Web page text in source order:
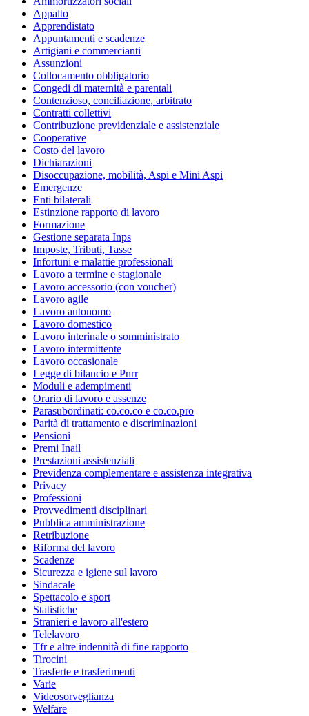
Appalto
Apprendistato
Appuntamenti e scadenze
Artigiani e commercianti
Assunzioni
Collocamento obbligatorio
Congedi di maternità e parentali
Contenzioso, conciliazione, arbitrato
Contratti collettivi
Contribuzione previdenziale e assistenziale
Cooperative
Costo del lavoro
Dichiarazioni
Disoccupazione, mobilità, Aspi e Mini Aspi
Emergenze
Enti bilaterali
Estinzione rapporto di lavoro
Formazione
Gestione separata Inps
Imposte, Tributi, Tasse
Infortuni e malattie professionali
Lavoro a termine e stagionale
Lavoro accessorio (con voucher)
Lavoro agile
Lavoro autonomo
Lavoro domestico
Lavoro interinale o somministrato
Lavoro intermittente
Lavoro occasionale
Legge di bilancio e Pnrr
Moduli e adempimenti
Orario di lavoro e assenze
Parasubordinati: co.co.co e co.co.pro
Parità di trattamento e discriminazioni
Pensioni
Premi Inail
Prestazioni assistenziali
Previdenza complementare e assistenza integrativa
Privacy
Professioni
Provvedimenti disciplinari
Pubblica amministrazione
Retribuzione
Riforma del lavoro
Scadenze
Sicurezza e igiene sul lavoro
Sindacale
Spettacolo e sport
Statistiche
Stranieri e lavoro all'estero
Telelavoro
Tfr e altre indennità di fine rapporto
Tirocini
Trasferte e trasferimenti
Varie
Videosorveglianza
Welfare